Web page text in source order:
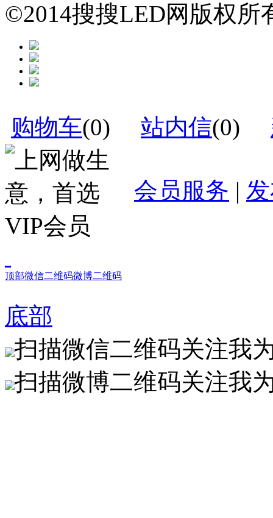
©2014搜搜LED网版权
购物车(0) 站内信(0)
会员服务 |
顶部微信二维码微博二维码
底部
扫描微信二维码关注我
扫描微博二维码关注我